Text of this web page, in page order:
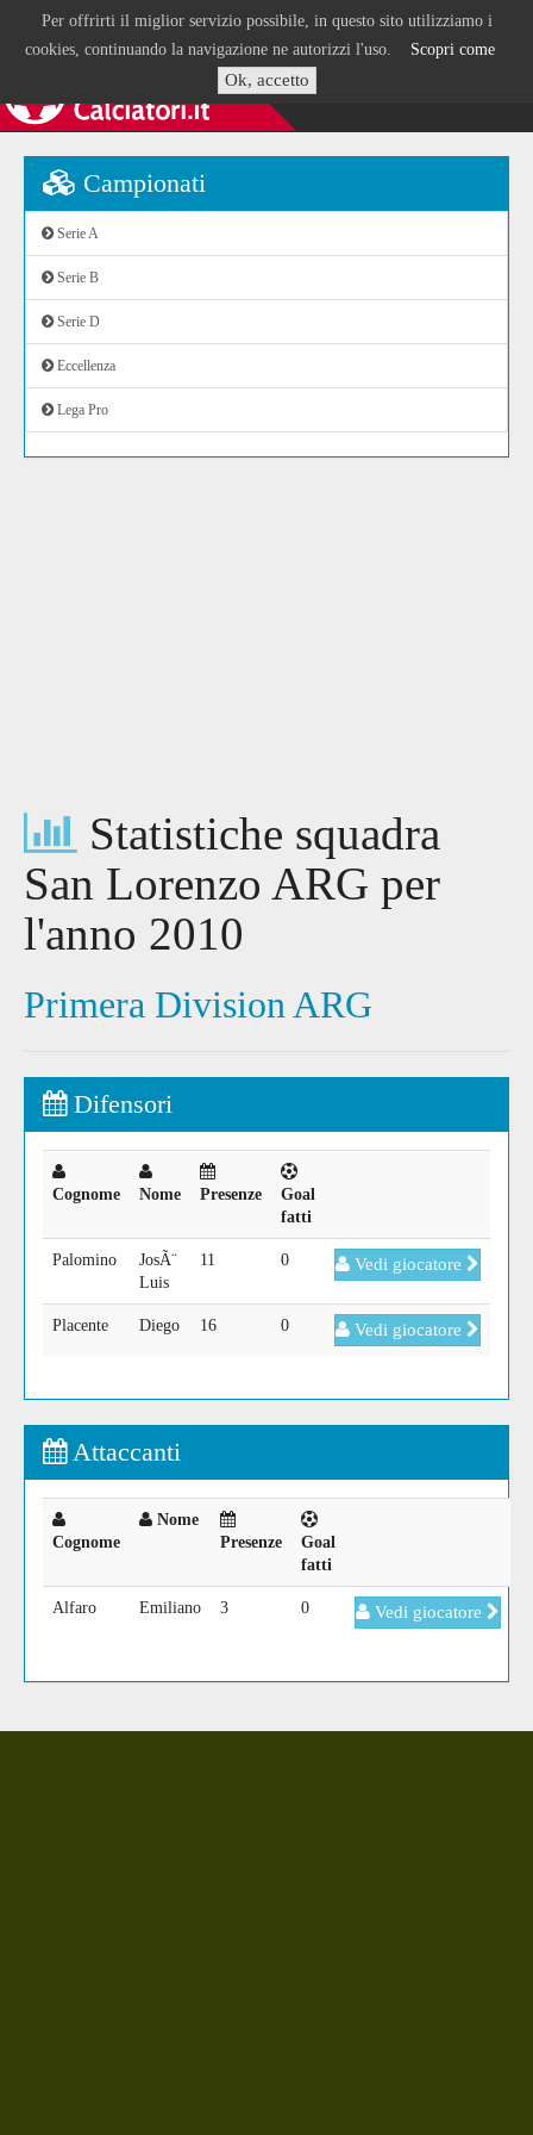
Per offrirti il miglior servizio possibile, in questo sito utilizziamo i
cookies, continuando la navigazione ne autorizzi l'uso. Scopri come
Ok, accetto
Campionati
Serie A
Serie B
Serie D
Eccellenza
Lega Pro
Statistiche squadra
San Lorenzo ARG per
l'anno 2010
Primera Division ARG
Difensori
Cognome Nome Presenze
Goal
fatti
Palomino
JosÃ¨
Luis
11 0 Vedi giocatore
Placente Diego 16 0 Vedi giocatore
Attaccanti
Cognome
Nome
Presenze
Goal
fatti
Alfaro Emiliano 3 0 Vedi giocatore